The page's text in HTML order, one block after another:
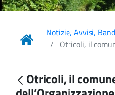
Notizie, Avvisi,
Otricoli, il
Otricoli, il